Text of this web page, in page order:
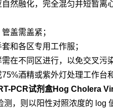
然融化，完全混匀并短暂离心
盖需盖紧；
和各区专用工作服；
在不同区进行，以免交叉污染
酒精或紫外灯处理工作台
PCR试剂盒Hog Cholera
测，则以阳性对照浓度的 log